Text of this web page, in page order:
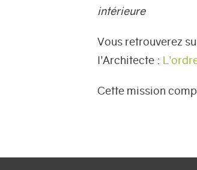
intérieure
Vous retrouverez
l’Architecte :
Cette mission